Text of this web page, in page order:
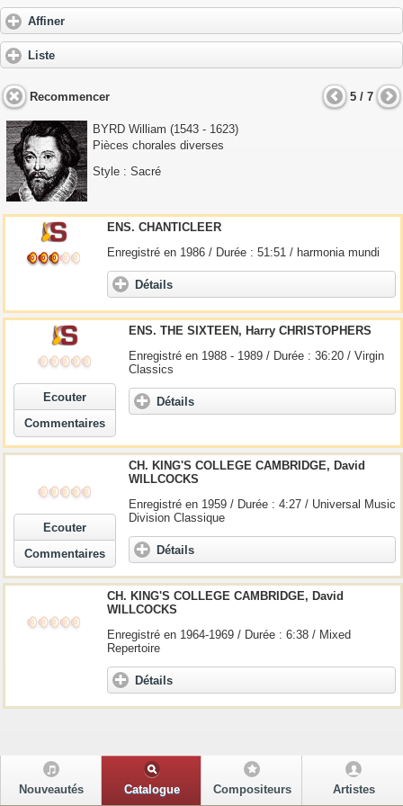
Affiner
Liste
Recommencer 5 / 7
BYRD William (1543 - 1623)
Pièces chorales diverses
Style : Sacré
ENS. CHANTICLEER
Enregistré en 1986 / Durée : 51:51 / harmonia mundi
Détails
Ecouter
Commentaires
ENS. THE SIXTEEN, Harry CHRISTOPHERS
Enregistré en 1988 - 1989 / Durée : 36:20 / Virgin
Classics
Détails
Ecouter
Commentaires
CH. KING'S COLLEGE CAMBRIDGE, David
WILLCOCKS
Enregistré en 1959 / Durée : 4:27 / Universal Music
Division Classique
Détails
CH. KING'S COLLEGE CAMBRIDGE, David
WILLCOCKS
Enregistré en 1964-1969 / Durée : 6:38 / Mixed
Repertoire
Détails
Nouveautés Catalogue Compositeurs Artistes